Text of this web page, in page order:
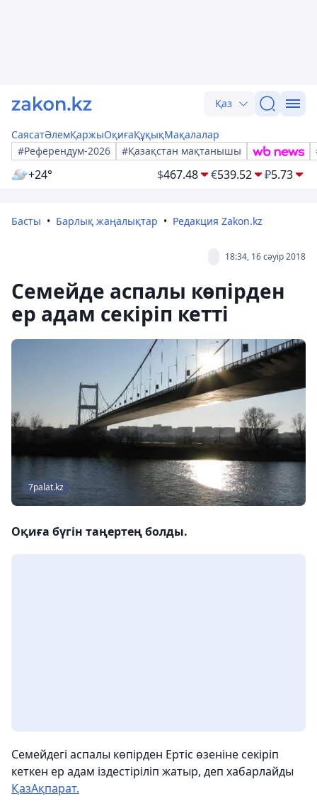
Қаз
СаясатӘлемҚаржыОқиғаҚұқықМақалалар
#Референдум-2026
#Қазақстан мақтанышы
+24° $467.48 €539.52 ₽5.73
Басты Барлық жаңалықтар Редакция Zakon.kz
18:34, 16 сәуір 2018
Семейде аспалы көпірден
ер адам секіріп кетті
7palat.kz
Оқиға бүгін таңертең болды.
Семейдегі аспалы көпірден Ертіс өзеніне секіріп
кеткен ер адам іздестіріліп жатыр, деп хабарлайды
ҚазАқпарат.